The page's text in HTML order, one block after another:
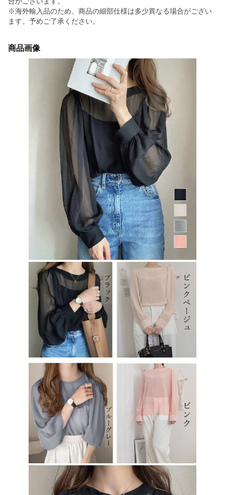
※海外輸入品のため、商品の細部仕様は多少異なる場合がござい
ます。予めご了承ください。
商品画像